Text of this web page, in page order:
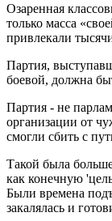
Озаренная
только масса
привлекали
Партия,
боевой, должна
Партия - не
организации от
смогли сбить с
Такой была
как конечную
Были времена
закалялась и